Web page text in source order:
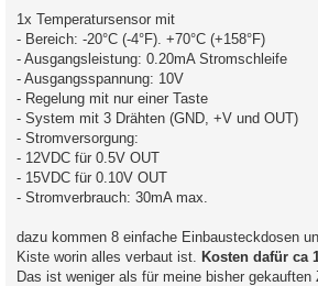
1x Temperatursensor mit
- Bereich: -20°C (-4°F). +70°C (+158°F)
- Ausgangsleistung: 0.20mA Stromschleife
- Ausgangsspannung: 10V
- Regelung mit nur einer Taste
- System mit 3 Drähten (GND, +V und OUT)
- Stromversorgung:
- 12VDC für 0.5V OUT
- 15VDC für 0.10V OUT
- Stromverbrauch: 30mA max.
dazu kommen 8 einfache Einbausteckdosen
Kiste worin alles verbaut ist. Kosten dafür ca
Das ist weniger als für meine bisher gekauften